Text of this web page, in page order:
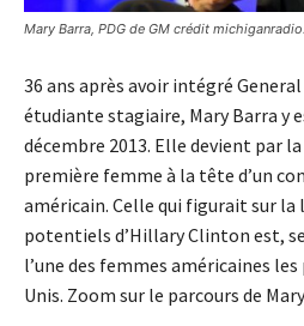
Mary Barra, PDG de GM crédit
36 ans après avoir intégré
étudiante stagiaire, Mary Barra y
décembre 2013. Elle devient par
première femme à la tête d’un
américain. Celle qui figurait sur la
potentiels d’Hillary Clinton est,
l’une des femmes américaines
Unis. Zoom sur le parcours de